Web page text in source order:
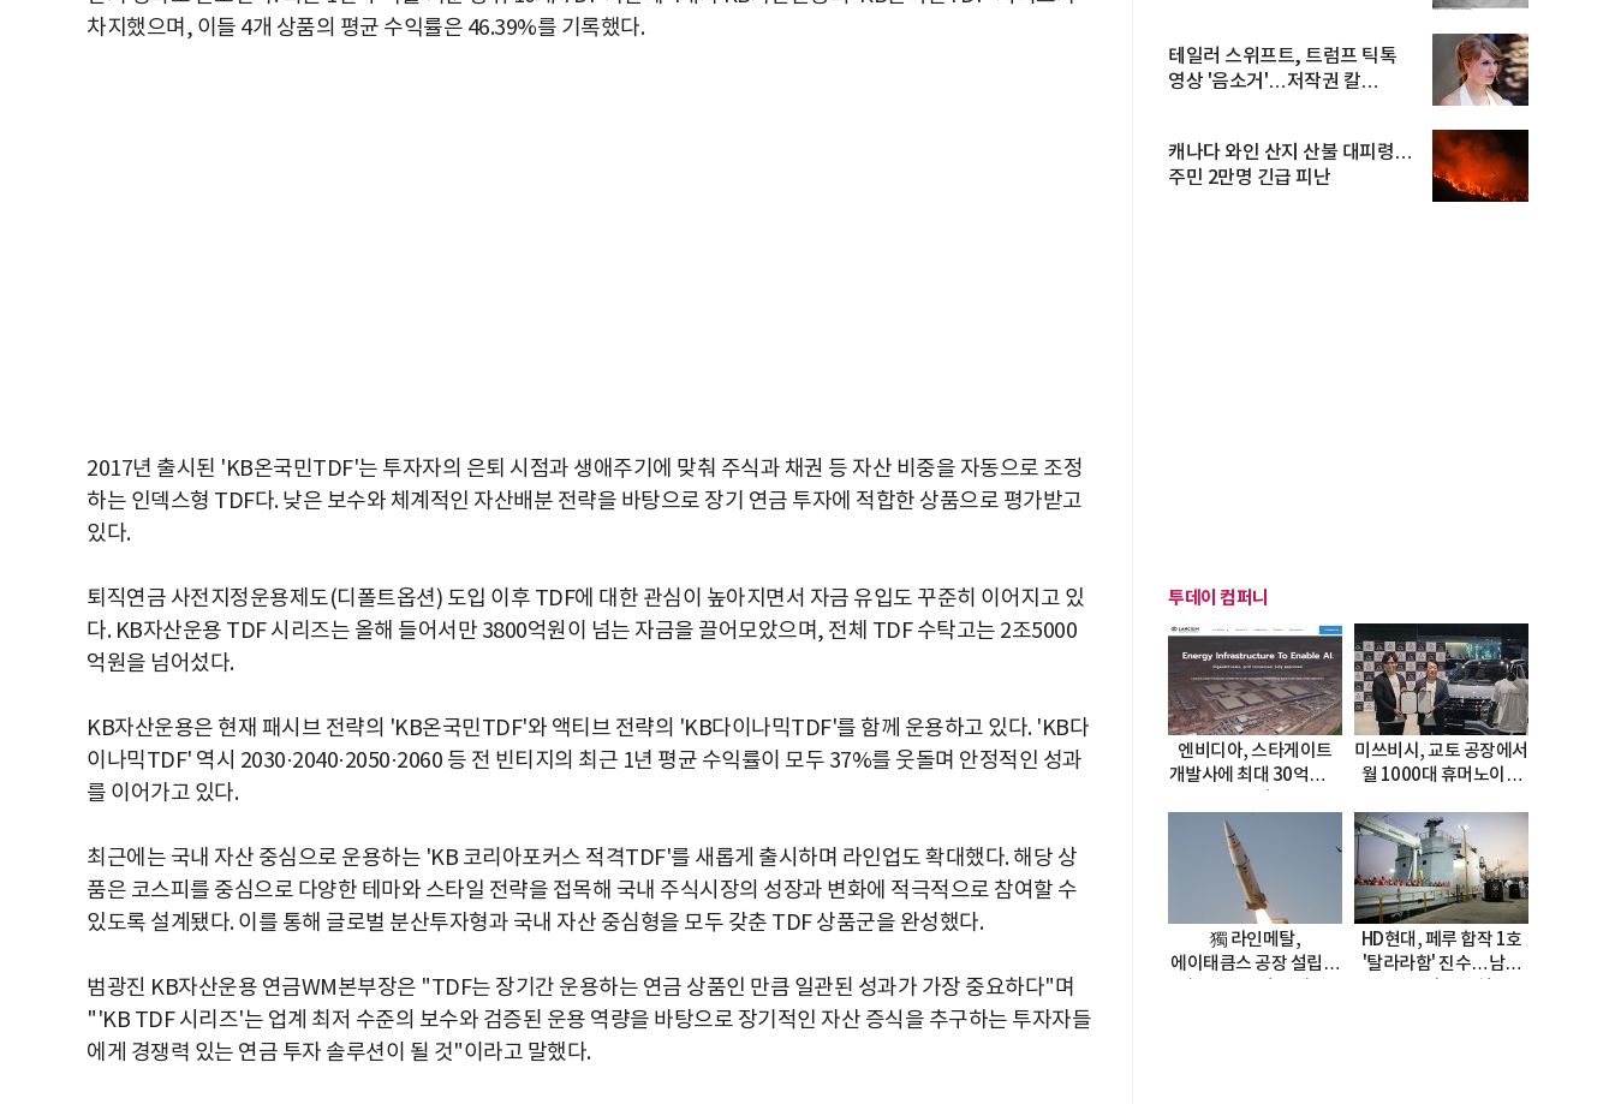
차지했으며, 이들 4개 상품의 평균 수익률은 46.39%를 기록했다.
2017년 출시된 'KB온국민TDF'는 투자자의 은퇴 시점과 생애주기에 맞춰 주식과 채권 등 자산 비중을 자동으로 조정
하는 인덱스형 TDF다. 낮은 보수와 체계적인 자산배분 전략을 바탕으로 장기 연금 투자에 적합한 상품으로 평가받고
있다.
퇴직연금 사전지정운용제도(디폴트옵션) 도입 이후 TDF에 대한 관심이 높아지면서 자금 유입도 꾸준히 이어지고 있
다. KB자산운용 TDF 시리즈는 올해 들어서만 3800억원이 넘는 자금을 끌어모았으며, 전체 TDF 수탁고는 2조5000
억원을 넘어섰다.
KB자산운용은 현재 패시브 전략의 'KB온국민TDF'와 액티브 전략의 'KB다이나믹TDF'를 함께 운용하고 있다. 'KB다
이나믹TDF' 역시 2030·2040·2050·2060 등 전 빈티지의 최근 1년 평균 수익률이 모두 37%를 웃돌며 안정적인 성과
를 이어가고 있다.
최근에는 국내 자산 중심으로 운용하는 'KB 코리아포커스 적격TDF'를 새롭게 출시하며 라인업도 확대했다. 해당 상
품은 코스피를 중심으로 다양한 테마와 스타일 전략을 접목해 국내 주식시장의 성장과 변화에 적극적으로 참여할 수
있도록 설계됐다. 이를 통해 글로벌 분산투자형과 국내 자산 중심형을 모두 갖춘 TDF 상품군을 완성했다.
범광진 KB자산운용 연금WM본부장은 "TDF는 장기간 운용하는 연금 상품인 만큼 일관된 성과가 가장 중요하다"며
"'KB TDF 시리즈'는 업계 최저 수준의 보수와 검증된 운용 역량을 바탕으로 장기적인 자산 증식을 추구하는 투자자들
에게 경쟁력 있는 연금 투자 솔루션이 될 것"이라고 말했다.
테일러 스위프트, 트럼프 틱톡
영상 '음소거'…저작권 칼
캐나다 와인 산지 산불 대피령…
주민 2만명 긴급 피난
투데이 컴퍼니
엔비디아, 스타게이트
개발사에 최대 30억달러
미쓰비시, 교토 공장에서
월 1000대 휴머노이드
獨 라인메탈,
에이태큼스 공장 설립…
HD현대, 페루 합작 1호
'탈라라함' 진수…남미